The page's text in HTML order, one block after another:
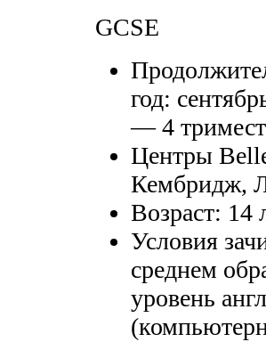
GCSE
год:
— 4
Центры
Кембридж,
Возраст: 14
Условия
среднем
уровень